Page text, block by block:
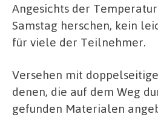
Angesichts der
Samstag herschen, kein
für viele der Teilnehmer.
Versehen mit
denen, die auf dem Weg
gefunden Materialen